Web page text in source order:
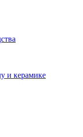
и керамике